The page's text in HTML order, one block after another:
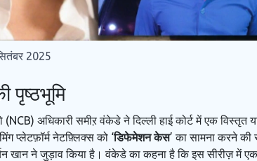
2025
(NCB) अधिकारी समीऱ वंकेडे ने दिल्ली हाई कोर्ट में एक
प्लेटफ़ॉर्म नेटफ़्लिक्स को ‘डिफेमेशन केस’ का सामना करने की
खान ने जुड़ाव किया है। वंकेडे का कहना है कि इस सीरीज़ में